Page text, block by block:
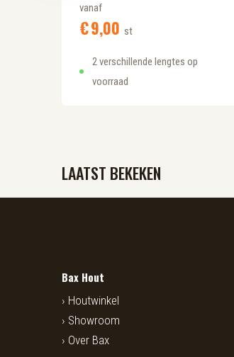
vanaf
€9,00 st
2 verschillende lengtes op
voorraad
LAATST BEKEKEN
Bax Hout
Houtwinkel
Showroom
Over Bax